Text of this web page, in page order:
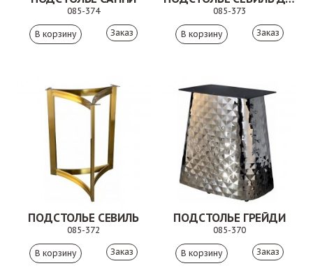
085-374
Заказ
085-373
Заказ
ПОДСТОЛЬЕ СЕВИЛЬ
085-372
Заказ
ПОДСТОЛЬЕ ГРЕЙДИ
085-370
Заказ